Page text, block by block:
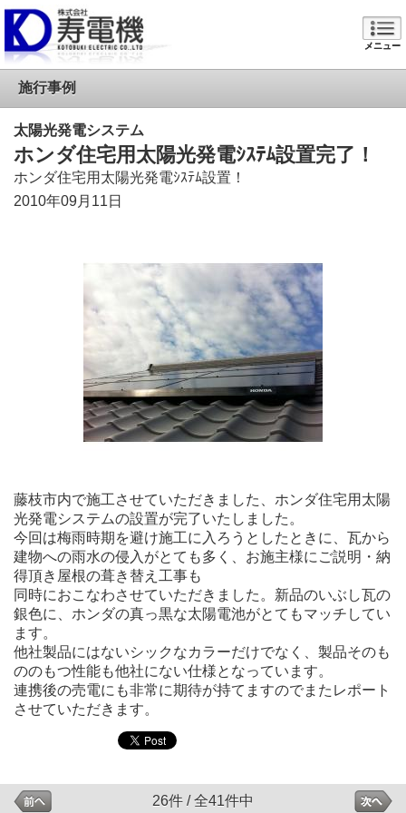
メニュー
施行事例
太陽光発電システム
ホンダ住宅用太陽光発電ｼｽﾃﾑ設置完了！
ホンダ住宅用太陽光発電ｼｽﾃﾑ設置！
2010年09月11日
藤枝市内で施工させていただきました、ホンダ住宅用太陽
光発電システムの設置が完了いたしました。
今回は梅雨時期を避け施工に入ろうとしたときに、瓦から
建物への雨水の侵入がとても多く、お施主様にご説明・納
得頂き屋根の葺き替え工事も
同時におこなわさせていただきました。新品のいぶし瓦の
銀色に、ホンダの真っ黒な太陽電池がとてもマッチしてい
ます。
他社製品にはないシックなカラーだけでなく、製品そのも
ののもつ性能も他社にない仕様となっています。
連携後の売電にも非常に期待が持てますのでまたレポート
させていただきます。
26件 / 全41件中